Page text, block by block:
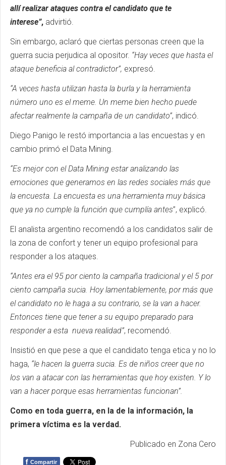
allí realizar ataques contra el candidato que te
interese”, advirtió.
Sin embargo, aclaró que ciertas personas creen que la
guerra sucia perjudica al opositor. “Hay veces que hasta el
ataque beneficia al contradictor”, expresó.
“A veces hasta utilizan hasta la burla y la herramienta
número uno es el meme. Un meme bien hecho puede
afectar realmente la campaña de un candidato”, indicó.
Diego Panigo le restó importancia a las encuestas y en
cambio primó el Data Mining.
“Es mejor con el Data Mining estar analizando las
emociones que generamos en las redes sociales más que
la encuesta. La encuesta es una herramienta muy básica
que ya no cumple la función que cumplía antes”, explicó.
El analista argentino recomendó a los candidatos salir de
la zona de confort y tener un equipo profesional para
responder a los ataques.
“Antes era el 95 por ciento la campaña tradicional y el 5 por
ciento campaña sucia. Hoy lamentablemente, por más que
el candidato no le haga a su contrario, se la van a hacer.
Entonces tiene que tener a su equipo preparado para
responder a esta nueva realidad”, recomendó.
Insistió en que pese a que el candidato tenga etica y no lo
haga, “le hacen la guerra sucia. Es de niños creer que no
los van a atacar con las herramientas que hoy existen. Y lo
van a hacer porque esas herramientas funcionan”.
Como en toda guerra, en la de la información, la
primera víctima es la verdad.
Publicado en Zona Cero
f Compartir